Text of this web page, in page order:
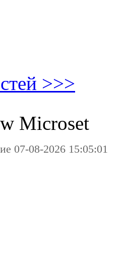
>>>
Microset
07-08-2026 15:05:01